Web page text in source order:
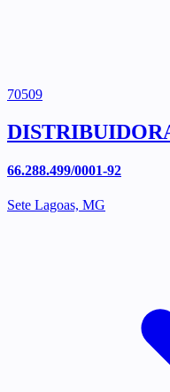
70509
66.288.499/0001-92
Sete Lagoas, MG